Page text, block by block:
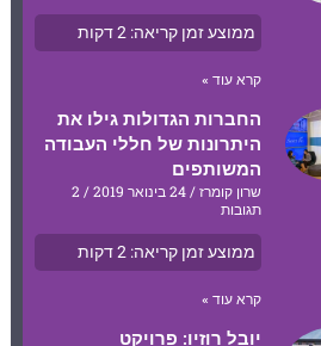
ממוצע זמן קריאה: 2דקות
קרא עוד »
החברות הגדולות גילו את
היתרונות של חללי העבודה
המשותפים
שרון קומרז 24 בינואר 2019
2
תגובות
ממוצע זמן קריאה: 2דקות
קרא עוד »
יובל רוזיו: פרויקט